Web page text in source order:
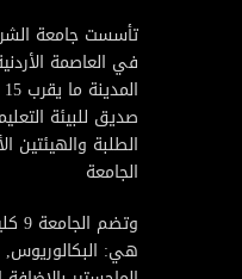
في العاصمة
صديق للبيئة
الطلبة والهيئتين
الجامعة
هي: البكالوريوس,